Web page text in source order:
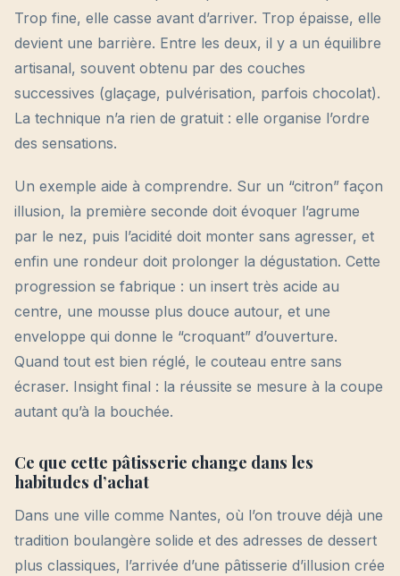
Trop fine, elle casse avant d’arriver. Trop épaisse, elle
devient une barrière. Entre les deux, il y a un équilibre
artisanal, souvent obtenu par des couches
successives (glaçage, pulvérisation, parfois chocolat).
La technique n’a rien de gratuit : elle organise l’ordre
des sensations.
Un exemple aide à comprendre. Sur un “citron” façon
illusion, la première seconde doit évoquer l’agrume
par le nez, puis l’acidité doit monter sans agresser, et
enfin une rondeur doit prolonger la dégustation. Cette
progression se fabrique : un insert très acide au
centre, une mousse plus douce autour, et une
enveloppe qui donne le “croquant” d’ouverture.
Quand tout est bien réglé, le couteau entre sans
écraser. Insight final : la réussite se mesure à la coupe
autant qu’à la bouchée.
Ce que cette pâtisserie change dans les
habitudes d’achat
Dans une ville comme Nantes, où l’on trouve déjà une
tradition boulangère solide et des adresses de dessert
plus classiques, l’arrivée d’une pâtisserie d’illusion crée